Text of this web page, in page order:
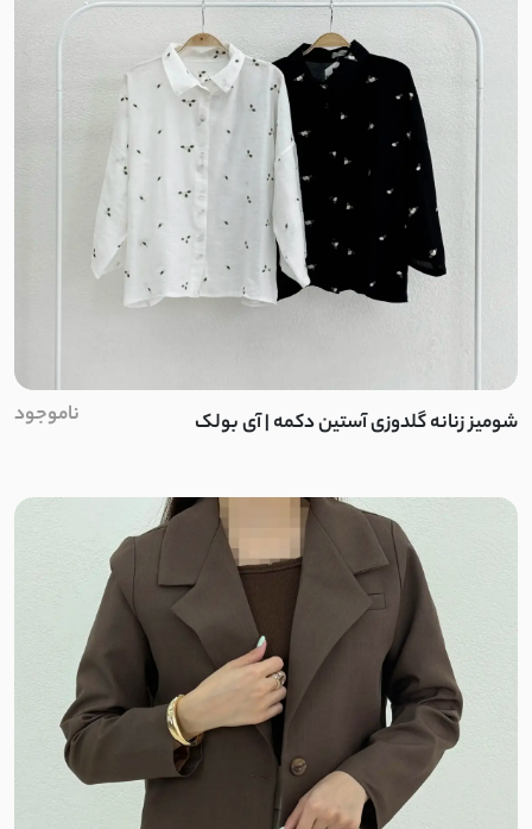
شومیز زنانه گلدوزی آستین دکمه | آی بولک ناموجود